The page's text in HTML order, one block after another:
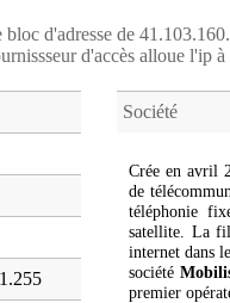
d'adresse de
d'accès alloue l'ip à
Société
Crée en avril
de
téléphonie
satellite. La
internet dans
société
premier